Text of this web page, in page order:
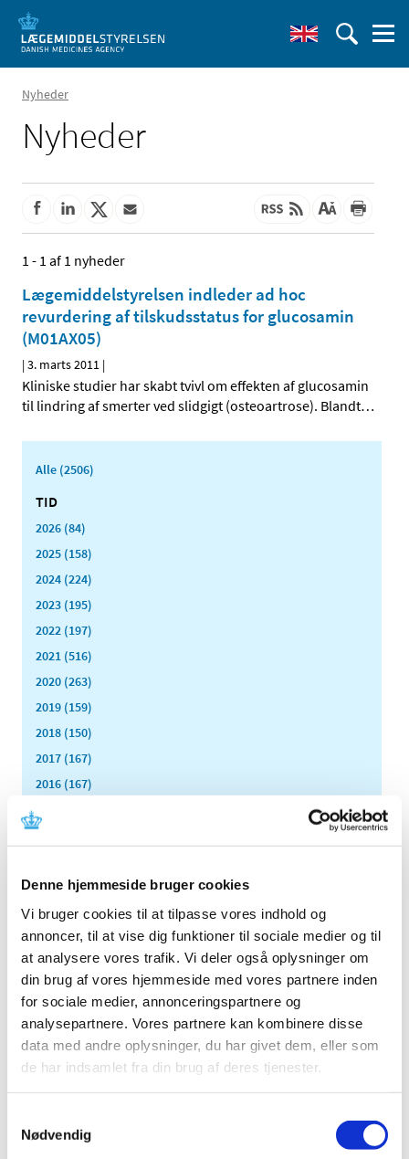
Denne hjemmeside bruger cookies
Vi bruger cookies til at tilpasse vores indhold og
annoncer, til at vise dig funktioner til sociale medier og til
at analysere vores trafik. Vi deler også oplysninger om
din brug af vores hjemmeside med vores partnere inden
for sociale medier, annonceringspartnere og
analysepartnere. Vores partnere kan kombinere disse
data med andre oplysninger, du har givet dem, eller som
de har indsamlet fra din brug af deres tjenester.
Nødvendig
Nyheder
Nyheder
1 - 1 af 1 nyheder
Lægemiddelstyrelsen indleder ad hoc
revurdering af tilskudsstatus for glucosamin
(M01AX05)
|3. marts 2011 |
Kliniske studier har skabt tvivl om effekten af glucosamin
til lindring af smerter ved slidgigt (osteoartrose). Blandt…
Alle (2506)
TID
2026 (84)
2025 (158)
2024 (224)
2023 (195)
2022 (197)
2021 (516)
2020 (263)
2019 (159)
2018 (150)
2017 (167)
2016 (167)
2014 (44)
2012 (44)
2011 (13)
november (1)
oktober (2)
september (2)
august (2)
juli (1)
juni (1)
maj (2)
januar (1)